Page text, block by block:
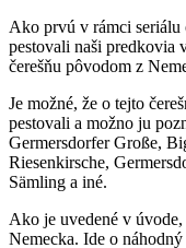
Ako prvú v rámci seriálu
pestovali naši predkovia
čerešňu pôvodom z
Je možné, že o tejto
pestovali a možno ju
Germersdorfer Große,
Riesenkirsche,
Sämling a iné.
Ako je uvedené v
Nemecka. Ide o